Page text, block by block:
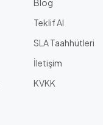
Blog
Teklif Al
SLA Taahhütleri
İletişim
KVKK